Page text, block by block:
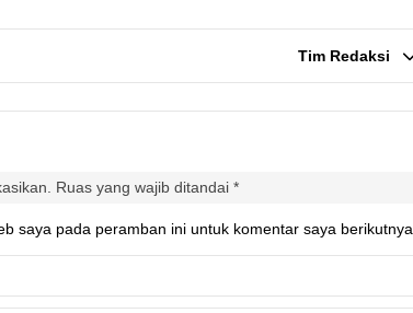
Tim Redaksi
Ruas yang wajib ditandai *
saya pada peramban ini untuk komentar saya berikutnya.